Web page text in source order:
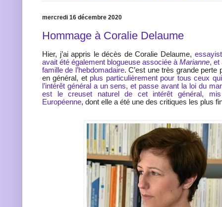
mercredi 16 décembre 2020
Hommage à Coralie Delaume
Hier, j’ai appris le décès de Coralie Delaume,
avait été également blogueuse associée à Marianne, et
famille de l’hebdomadaire. C’est une très grande perte
en général, et plus particulièrement pour tous ceux
l’intérêt général a un sens, et passe avant la loi du
est le creuset naturel de cet intérêt général,
Européenne, dont elle a été une des critiques les plus